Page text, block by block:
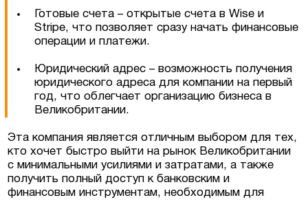
Готовые счета – открытые счета в Wise и
Stripe, что позволяет сразу начать финансовые
операции и платежи.
Юридический адрес – возможность получения
юридического адреса для компании на первый
год, что облегчает организацию бизнеса в
Великобритании.
Эта компания является отличным выбором для тех,
кто хочет быстро выйти на рынок Великобритании
с минимальными усилиями и затратами, а также
получить полный доступ к банковским и
финансовым инструментам, необходимым для